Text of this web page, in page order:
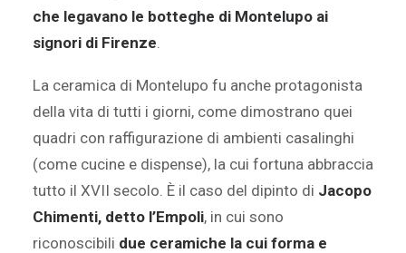
che legavano le botteghe di Montelupo ai
signori di Firenze.
La ceramica di Montelupo fu anche protagonista
della vita di tutti i giorni, come dimostrano quei
quadri con raffigurazione di ambienti casalinghi
(come cucine e dispense), la cui fortuna abbraccia
tutto il XVII secolo. È il caso del dipinto di Jacopo
Chimenti, detto l’Empoli, in cui sono
riconoscibili due ceramiche la cui forma e